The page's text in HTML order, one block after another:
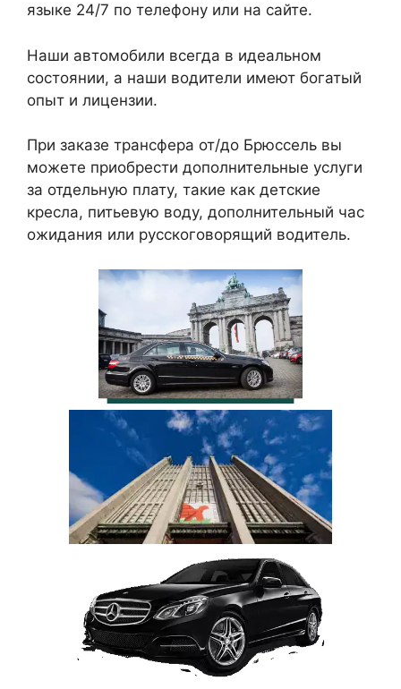
языке 24/7 по телефону или на сайте.
Наши автомобили всегда в идеальном
состоянии, а наши водители имеют богатый
опыт и лицензии.
При заказе трансфера от/до Брюссель вы
можете приобрести дополнительные услуги
за отдельную плату, такие как детские
кресла, питьевую воду, дополнительный час
ожидания или русскоговорящий водитель.